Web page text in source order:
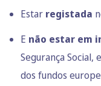
Estar registada
E não estar em
Segurança
dos fundos